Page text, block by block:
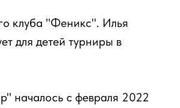
клуба "Феникс". Илья
для детей турниры в
началось с февраля 2022